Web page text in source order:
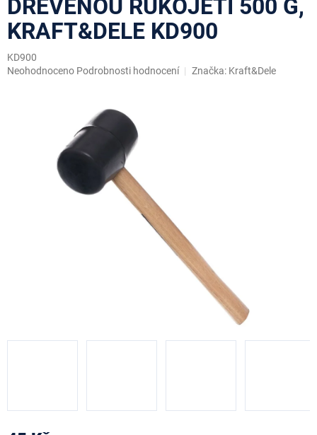
DŘEVĚNOU RUKOJETÍ 500 G,
KRAFT&DELE KD900
KD900
Průměrné
Neohodnoceno Podrobnosti hodnocení Značka: Kraft&Dele